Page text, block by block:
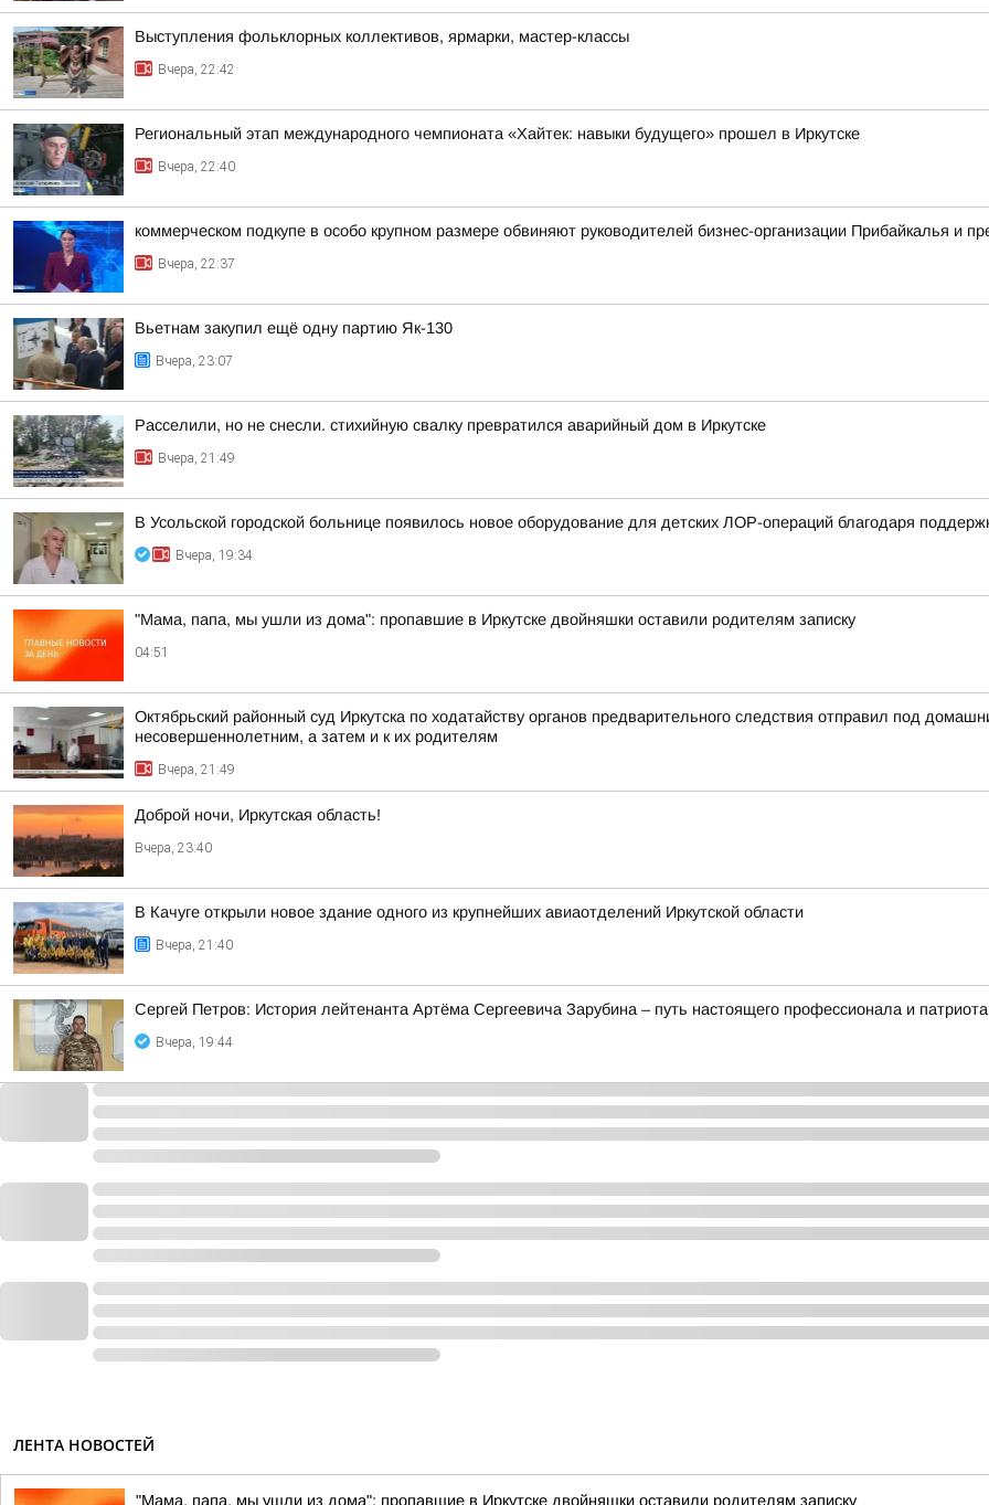
Выступления фольклорных коллективов, ярмарки, мастер-классы
Вчера, 22:42
Региональный этап международного чемпионата «Хайтек: навыки будущего» прошел в Иркутске
Вчера, 22:40
коммерческом подкупе в особо крупном размере обвиняют руководителей бизнес-организации Прибайкалья и
Вчера, 22:37
Вьетнам закупил ещё одну партию Як-130
Вчера, 23:07
Расселили, но не снесли. стихийную свалку превратился аварийный дом в Иркутске
Вчера, 21:49
В Усольской городской больнице появилось новое оборудование для детских ЛОР-операций благодаря
Вчера, 19:34
"Мама, папа, мы ушли из дома": пропавшие в Иркутске двойняшки оставили родителям записку
04:51
Октябрьский районный суд Иркутска по ходатайству органов предварительного следствия отправил под
несовершеннолетним, а затем и к их родителям
Вчера, 21:49
Доброй ночи, Иркутская область!
Вчера, 23:40
В Качуге открыли новое здание одного из крупнейших авиаотделений Иркутской области
Вчера, 21:40
Сергей Петров: История лейтенанта Артёма Сергеевича Зарубина – путь настоящего профессионала и
Вчера, 19:44
ЛЕНТА НОВОСТЕЙ
"Мама, папа, мы ушли из дома": пропавшие в Иркутске двойняшки оставили родителям записку